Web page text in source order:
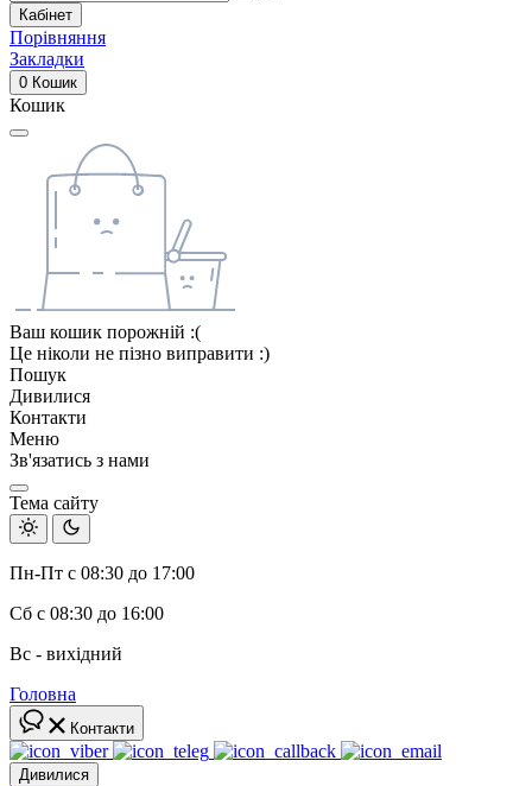
Кабінет
Порівняння
Закладки
0 Кошик
Кошик
Ваш кошик порожній :(
Це ніколи не пізно виправити :)
Пошук
Дивилися
Контакти
Меню
Зв'язатись з нами
Тема сайту
Пн-Пт с 08:30 до 17:00
Сб с 08:30 до 16:00
Вс - вихідний
Головна
Контакти
Дивилися